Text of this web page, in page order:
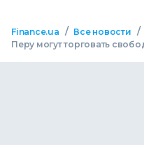
Finance.ua / Все новости /
Перу могут торговать